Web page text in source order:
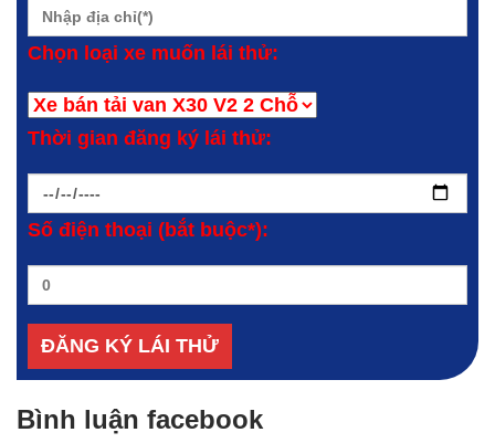
Chọn loại xe muốn lái thử:
Thời gian đăng ký lái thử:
Số điện thoại (bắt buộc*):
Bình luận facebook